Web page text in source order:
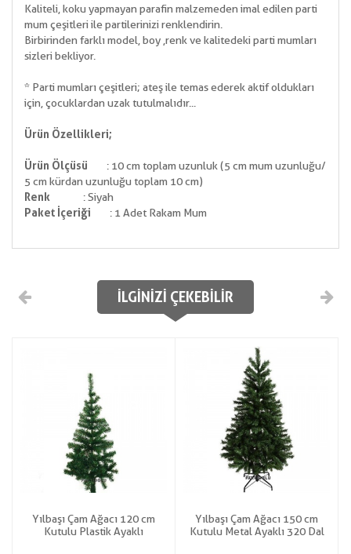
Kaliteli, koku yapmayan parafin malzemeden imal edilen parti
mum çeşitleri ile partilerinizi renklendirin.
Birbirinden farklı model, boy ,renk ve kalitedeki parti mumları
sizleri bekliyor.
* Parti mumları çeşitleri; ateş ile temas ederek aktif oldukları
için, çocuklardan uzak tutulmalıdır...
Ürün Özellikleri;
Ürün Ölçüsü
: 10 cm toplam uzunluk (5 cm mum uzunluğu/
5 cm kürdan uzunluğu toplam 10 cm)
Renk
: Siyah
Paket İçeriği
: 1 Adet Rakam Mum
İLGINIZI ÇEKEBILIR
Yılbaşı Çam Ağacı 120 cm
Kutulu Plastik Ayaklı
Yılbaşı Çam Ağacı 150 cm
Kutulu Metal Ayaklı 320 Dal